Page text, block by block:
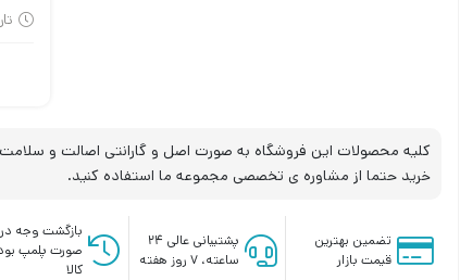
کلیه محصولات این فروشگاه به صورت اصل و گارانتی اصالت و
خرید حتما از مشاوره ی تخصصی مجموعه ما استفاده کنید.
تضمین بهترین
قیمت بازار
پشتیبانی عالی ۲۴
ساعته، ۷ روز هفته
بازگشت وجه در
صورت پلمپ
کالا